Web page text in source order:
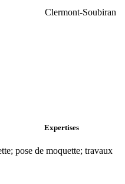
Clermont-Soubiran
Expertises
pose de moquette; travaux